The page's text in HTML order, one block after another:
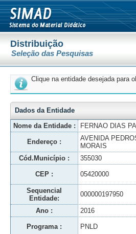
Distribuição
Seleção das Pesquisas
Clique na entidade desejada para
Dados da Entidade
Nome da Entidade :
FERNAO DIAS
Endereço :
AVENIDA
MORAIS
Cód.Município : 355030
CEP : 05420000
Sequencial
Entidade:
000000197950
Ano : 2016
Programa : PNLD